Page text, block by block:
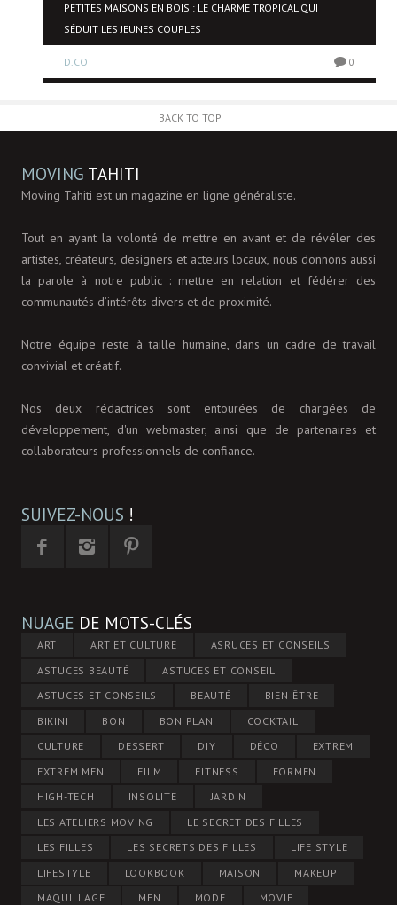
PETITES MAISONS EN BOIS : LE CHARME TROPICAL QUI
SÉDUIT LES JEUNES COUPLES
D.CO 0
BACK TO TOP
MOVING TAHITI
Moving Tahiti est un magazine en ligne généraliste.
Tout en ayant la volonté de mettre en avant et de révéler des
artistes, créateurs, designers et acteurs locaux, nous donnons aussi
la parole à notre public : mettre en relation et fédérer des
communautés d’intérêts divers et de proximité.
Notre équipe reste à taille humaine, dans un cadre de travail
convivial et créatif.
Nos deux rédactrices sont entourées de chargées de
développement, d'un webmaster, ainsi que de partenaires et
collaborateurs professionnels de confiance.
SUIVEZ-NOUS !
NUAGE DE MOTS-CLÉS
ART ART ET CULTURE
ASRUCES ET CONSEILS
ASTUCES BEAUTÉ
ASTUCES ET CONSEIL
ASTUCES ET CONSEILS
BEAUTÉ
BIEN-ÊTRE
BIKINI
BON BON PLAN
COCKTAIL
CULTURE
DESSERT DIY DÉCO
EXTREM
EXTREM MEN
FILM FITNESS
FORMEN
HIGH-TECH
INSOLITE
JARDIN
LES ATELIERS MOVING
LE SECRET DES FILLES
LES FILLES
LES SECRETS DES FILLES
LIFE STYLE
LIFESTYLE
LOOKBOOK MAISON
MAKEUP
MAQUILLAGE
MEN MODE MOVIE